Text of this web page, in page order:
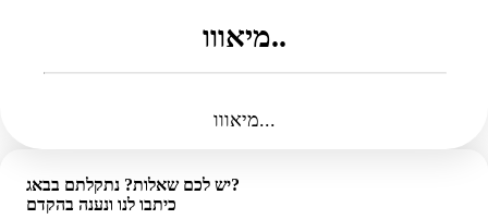
מיאווו..
מיאווו...
יש לכם שאלות? נתקלתם בבאג?
כיתבו לנו ונענה בהקדם